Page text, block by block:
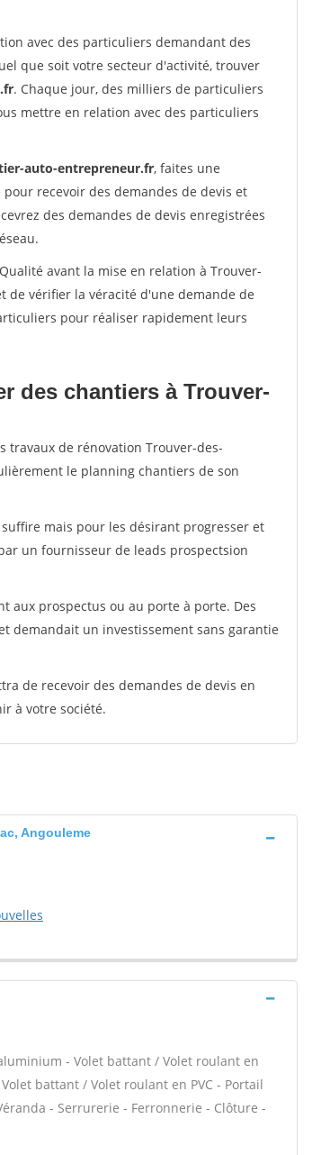
avec des particuliers demandant des
que soit votre secteur d'activité, trouver
. Chaque jour, des milliers de particuliers
mettre en relation avec des particuliers
auto-entrepreneur.fr, faites une
recevoir des demandes de devis et
des demandes de devis enregistrées
avant la mise en relation à Trouver-
de vérifier la véracité d'une demande de
pour réaliser rapidement leurs
des chantiers à Trouver-
de rénovation Trouver-des-
le planning chantiers de son
mais pour les désirant progresser et
un fournisseur de leads prospectsion
aux prospectus ou au porte à porte. Des
demandait un investissement sans garantie
de recevoir des demandes de devis en
à votre société.
Angouleme
- Volet battant / Volet roulant en
battant / Volet roulant en PVC - Portail
- Serrurerie - Ferronnerie - Clôture -